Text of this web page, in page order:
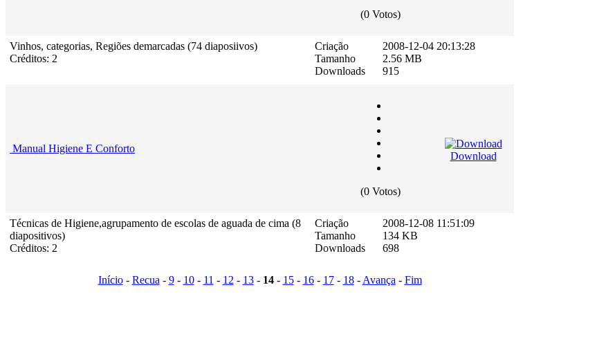
(0 Votos)
Vinhos, categorias, Regiões demarcadas (74 diaposiivos)
Créditos: 2
Criação
Tamanho
Downloads
2008-12-04 20:13:28
2.56 MB
915
Manual Higiene E Conforto
(0 Votos)
Download
Técnicas de Higiene,agrupamento de escolas de aguada de cima (8
diapositivos)
Créditos: 2
Criação
Tamanho
Downloads
2008-12-08 11:51:09
134 KB
698
Início- Recua- 9- 10- 11 - 12- 13- 14- 15- 16- 17- 18-Avança- Fim